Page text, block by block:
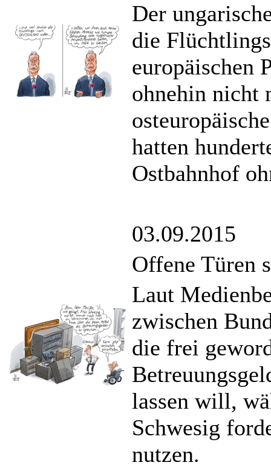
Der
die
europäischen
ohnehin nicht
hatten
Ostbahnhof
03.09.2015
Offene Türen
Laut
zwischen
die frei
lassen will,
Schwesig
nutzen.